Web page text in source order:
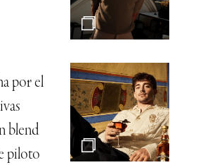
por el
blend
piloto